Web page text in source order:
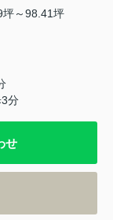
坪～98.41坪
分
せ